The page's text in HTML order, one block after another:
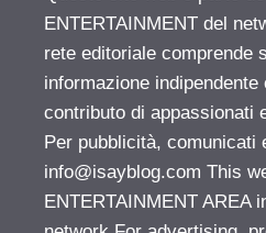
ENTERTAINMENT del
rete editoriale comprende
informazione indipendente
contributo di appassionati
Per pubblicità, comunicati
info@isayblog.com This
ENTERTAINMENT AREA